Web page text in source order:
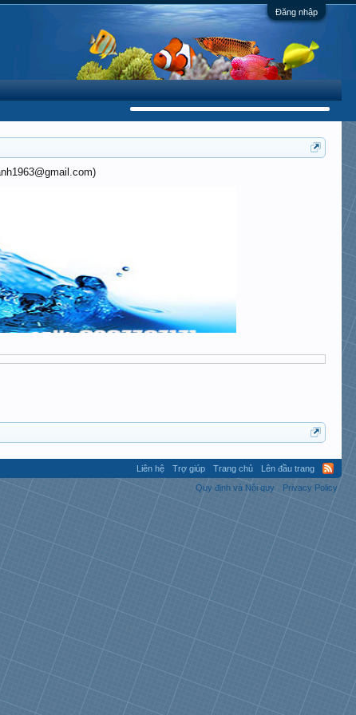
Đăng nhập
Liên hệ Trợ giúp Trang chủ
Lên đầu trang
Quy định và Nội quy
Privacy Policy